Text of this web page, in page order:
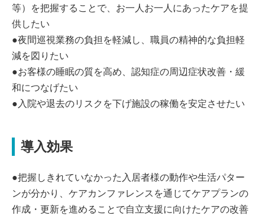
等）を把握することで、お一人お一人にあったケアを提
供したい
●夜間巡視業務の負担を軽減し、職員の精神的な負担軽
減を図りたい
●お客様の睡眠の質を高め、認知症の周辺症状改善・緩
和につなげたい
●入院や退去のリスクを下げ施設の稼働を安定させたい
導入効果
●把握しきれていなかった入居者様の動作や生活パター
ンが分かり、ケアカンファレンスを通じてケアプランの
作成・更新を進めることで自立支援に向けたケアの改善